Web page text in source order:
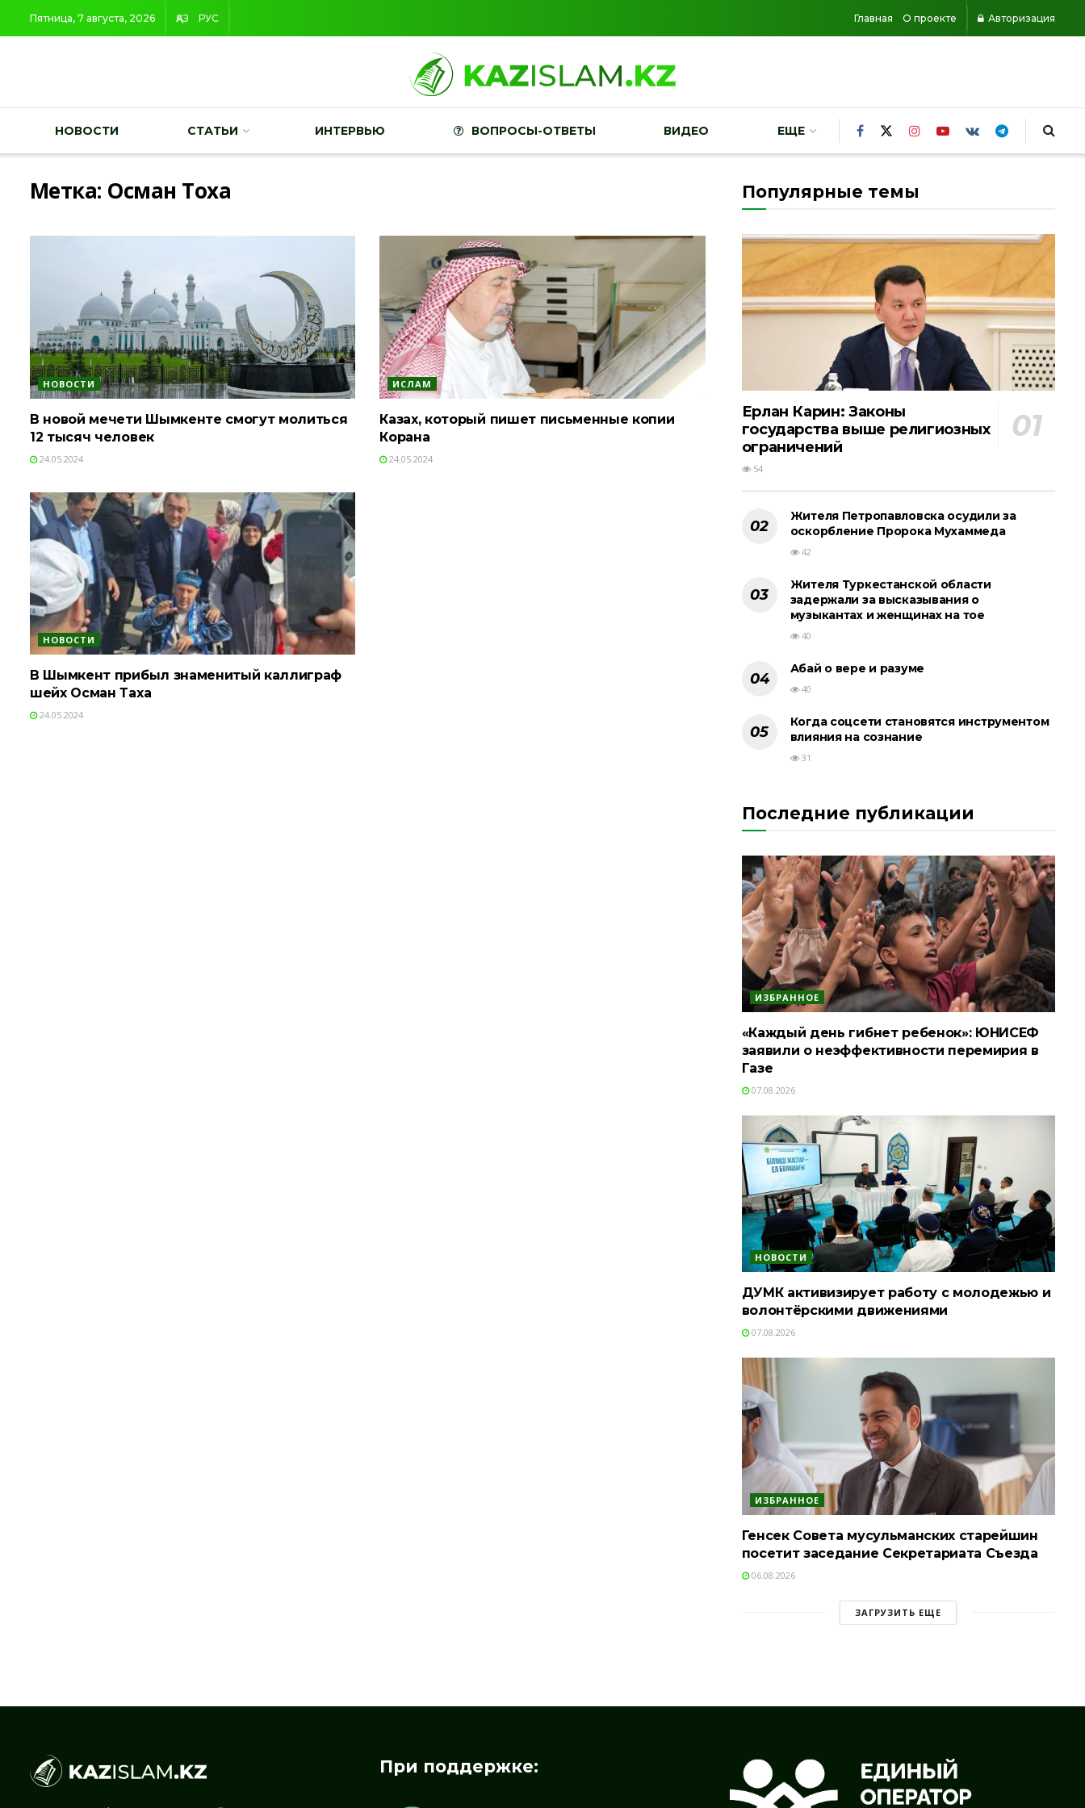
Пятница, 7 августа, 2026 ҚАЗ РУС Главная О проекте Авторизация
НОВОСТИ СТАТЬИ ИНТЕРВЬЮ ВОПРОСЫ-ОТВЕТЫ ВИДЕО ЕЩЕ
Метка: Осман Тоха
НОВОСТИ
В новой мечети Шымкенте смогут молиться
12 тысяч человек
24.05.2024
ИСЛАМ
Казах, который пишет письменные копии
Корана
24.05.2024
НОВОСТИ
В Шымкент прибыл знаменитый каллиграф
шейх Осман Таха
24.05.2024
Популярные темы
Ерлан Карин: Законы
государства выше религиозных
ограничений
54
Жителя Петропавловска осудили за
оскорбление Пророка Мухаммеда
42
Жителя Туркестанской области
задержали за высказывания о
музыкантах и женщинах на тое
40
Абай о вере и разуме
40
Когда соцсети становятся инструментом
влияния на сознание
31
Последние публикации
ИЗБРАННОЕ
«Каждый день гибнет ребенок»: ЮНИСЕФ
заявили о неэффективности перемирия в
Газе
07.08.2026
НОВОСТИ
ДУМК активизирует работу с молодежью и
волонтёрскими движениями
07.08.2026
ИЗБРАННОЕ
Генсек Совета мусульманских старейшин
посетит заседание Секретариата Съезда
06.08.2026
ЗАГРУЗИТЬ ЕЩЕ
При поддержке: